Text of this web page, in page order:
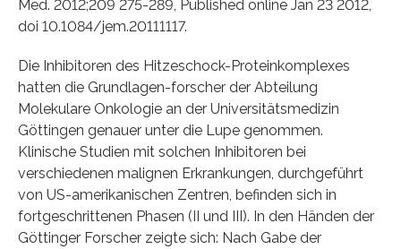
Med. 2012;209 275-289, Published online Jan 23 2012,
doi 10.1084/jem.20111117.
Die Inhibitoren des Hitzeschock-Proteinkomplexes
hatten die Grundlagen-forscher der Abteilung
Molekulare Onkologie an der Universitätsmedizin
Göttingen genauer unter die Lupe genommen.
Klinische Studien mit solchen Inhibitoren bei
verschiedenen malignen Erkrankungen, durchgeführt
von US-amerikanischen Zentren, befinden sich in
fortgeschrittenen Phasen (II und III). In den Händen der
Göttinger Forscher zeigte sich: Nach Gabe der